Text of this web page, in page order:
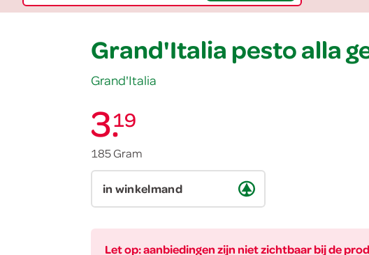
Grand'Italia pesto alla
Grand'Italia
3.
19
185 Gram
in winkelmand
Let op: aanbiedingen zijn niet zichtbaar bij de